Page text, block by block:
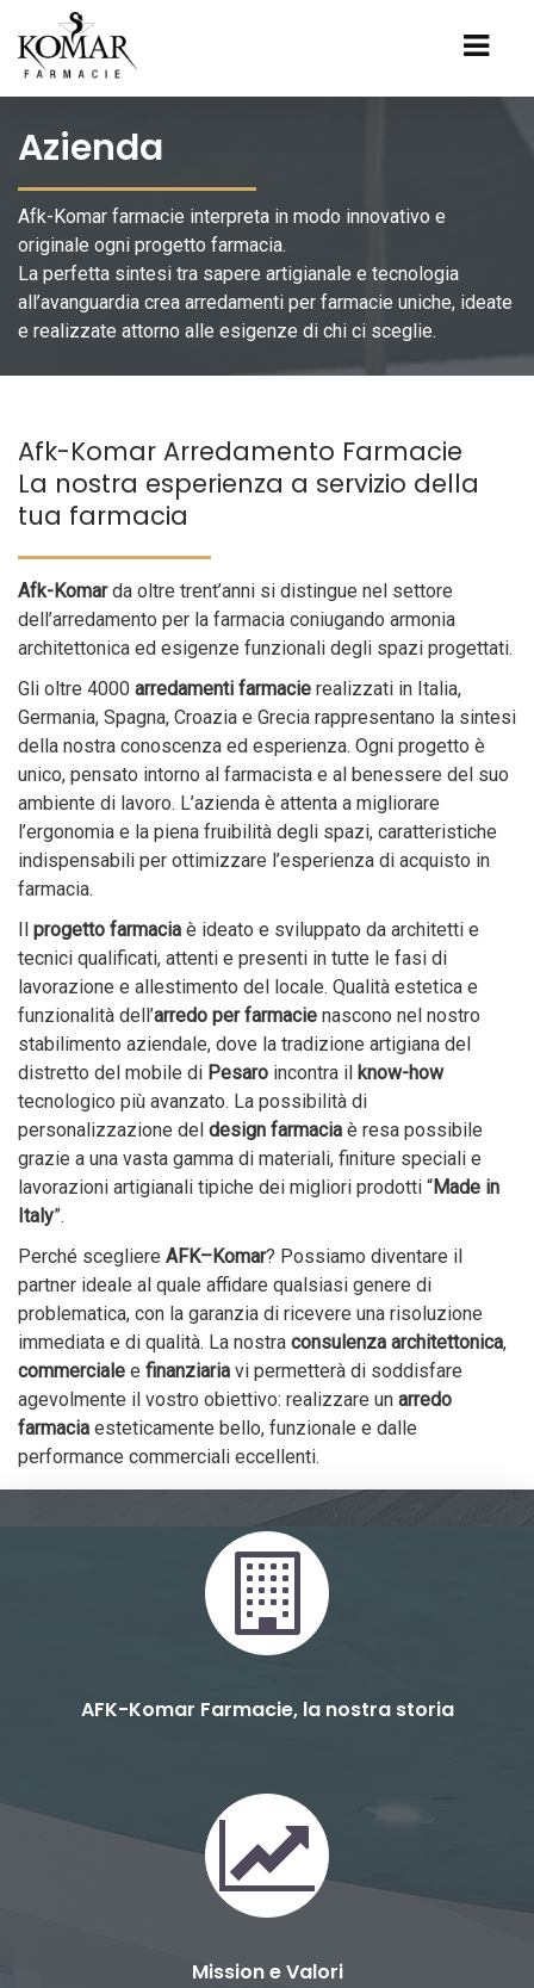
Azienda
Afk-Komar farmacie interpreta in modo innovativo e
originale ogni progetto farmacia.
La perfetta sintesi tra sapere artigianale e tecnologia
all’avanguardia crea arredamenti per farmacie uniche, ideate
e realizzate attorno alle esigenze di chi ci sceglie.
Afk-Komar Arredamento Farmacie
La nostra esperienza a servizio della
tua farmacia
Afk-Komarda oltre trent’anni si distingue nel settore
dell’arredamento per la farmacia coniugando armonia
architettonica ed esigenze funzionali degli spazi progettati.
Gli oltre 4000 arredamenti farmacie realizzati in Italia,
Germania, Spagna, Croazia e Grecia rappresentano la sintesi
della nostra conoscenza ed esperienza. Ogni progetto è
unico, pensato intorno al farmacista e al benessere del suo
ambiente di lavoro. L’azienda è attenta a migliorare
l’ergonomia e la piena fruibilità degli spazi, caratteristiche
indispensabili per ottimizzare l’esperienza di acquisto in
farmacia.
Il progetto farmacia è ideato e sviluppato da architetti e
tecnici qualificati, attenti e presenti in tutte le fasi di
lavorazione e allestimento del locale. Qualità estetica e
funzionalità dell’arredo per farmacie nascono nel nostro
stabilimento aziendale, dove la tradizione artigiana del
distretto del mobile di Pesaro incontra il know-how
tecnologico più avanzato. La possibilità di
personalizzazione del design farmacia è resa possibile
grazie a una vasta gamma di materiali, finiture speciali e
lavorazioni artigianali tipiche dei migliori prodotti “Made in
Italy”.
Perché scegliere AFK–Komar? Possiamo diventare il
partner ideale al quale affidare qualsiasi genere di
problematica, con la garanzia di ricevere una risoluzione
immediata e di qualità. La nostra consulenza architettonica,
commerciale e finanziaria vi permetterà di soddisfare
agevolmente il vostro obiettivo: realizzare un arredo
farmacia esteticamente bello, funzionale e dalle
performance commerciali eccellenti.
AFK-Komar Farmacie, la nostra storia
Mission e Valori